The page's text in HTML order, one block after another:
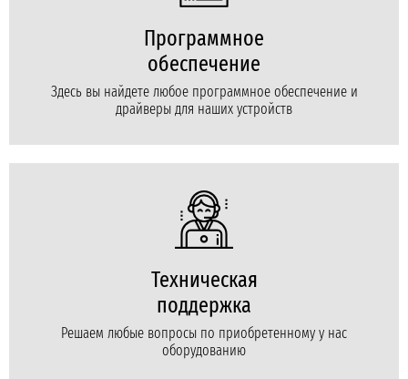
Программное
обеспечение
Здесь вы найдете любое программное обеспечение и
драйверы для наших устройств
Техническая
поддержка
Решаем любые вопросы по приобретенному у нас
оборудованию